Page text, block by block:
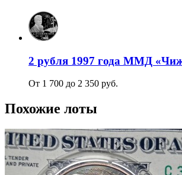
2 рубля 1997 года ММД
От 1 700 до 2 350 руб.
Похожие лоты